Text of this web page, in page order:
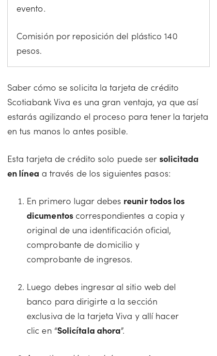
evento.
Comisión por reposición del plástico 140
pesos.
Saber cómo se solicita la tarjeta de crédito
Scotiabank Viva es una gran ventaja, ya que así
estarás agilizando el proceso para tener la tarjeta
en tus manos lo antes posible.
Esta tarjeta de crédito solo puede ser solicitada
en línea a través de los siguientes pasos:
En primero lugar debes reunir todos los
dicumentoscorrespondientes a copia y
original de una identificación oficial,
comprobante de domicilio y
comprobante de ingresos.
Luego debes ingresar al sitio web del
banco para dirigirte a la sección
exclusiva de la tarjeta Viva y allí hacer
clic en “Solicítala ahora”.